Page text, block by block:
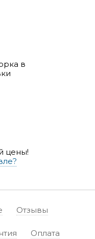
в
цены!
Отзывы
Оплата